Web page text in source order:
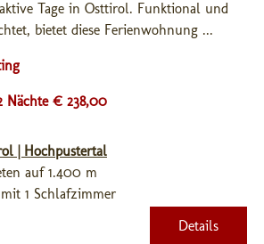
Tage in Osttirol. Funktional und
bietet diese Ferienwohnung ...
Nächte € 238,00
| Hochpustertal
auf 1.400 m
1 Schlafzimmer
Details